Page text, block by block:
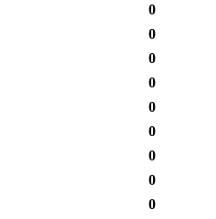
0
0
0
0
0
0
0
0
0